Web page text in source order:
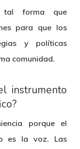
tal forma que
para que los
y políticas
comunidad.
instrumento
porque el
es la voz. Las